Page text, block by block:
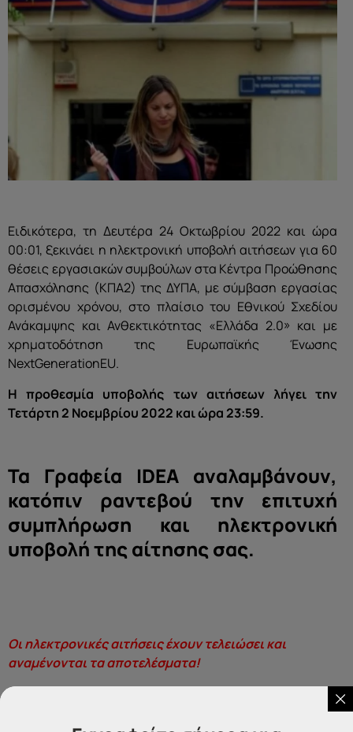
Ειδικότερα, τη Δευτέρα 24 Οκτωβρίου 2022 και ώρα
00:01, ξεκινάει η ηλεκτρονική υποβολή αιτήσεων για 60
θέσεις εργασιακών συμβούλων στα Κέντρα Προώθησης
Απασχόλησης (ΚΠΑ2) της ΔΥΠΑ, με σύμβαση εργασίας
ορισμένου χρόνου, στο πλαίσιο του Εθνικού Σχεδίου
Ανάκαμψης και Ανθεκτικότητας «Ελλάδα 2.0» και με
χρηματοδότηση της Ευρωπαϊκής Ένωσης
NextGenerationEU.
Η προθεσμία υποβολής των αιτήσεων λήγει την
Τετάρτη 2 Νοεμβρίου 2022 και ώρα 23:59.
Τα Γραφεία IDEA αναλαμβάνουν,
κατόπιν ραντεβού την επιτυχή
συμπλήρωση και ηλεκτρονική
υποβολή της αίτησης σας.
Οι ηλεκτρονικές αιτήσεις έχουν τελειώσει και
αναμένονται τα αποτελέσματα!